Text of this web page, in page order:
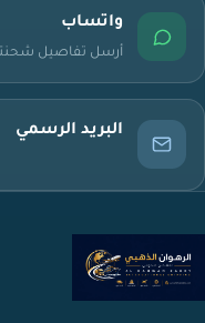
واتساب
أرسل تفاصيل
البريد الرسمي